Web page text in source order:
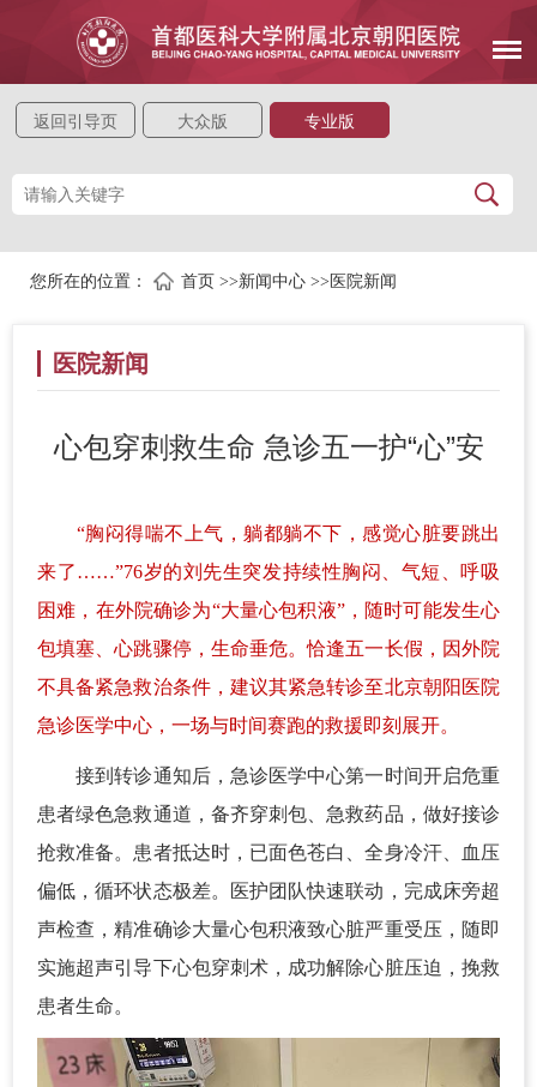
返回引导页 大众版 专业版
您所在的位置： 首页 >>新闻中心 >> 医院新闻
医院新闻
心包穿刺救生命 急诊五一护“心”安
“胸闷得喘不上气，躺都躺不下，感觉心脏要跳出
来了……”76岁的刘先生突发持续性胸闷、气短、呼吸
困难，在外院确诊为“大量心包积液”，随时可能发生心
包填塞、心跳骤停，生命垂危。恰逢五一长假，因外院
不具备紧急救治条件，建议其紧急转诊至北京朝阳医院
急诊医学中心，一场与时间赛跑的救援即刻展开。
接到转诊通知后，急诊医学中心第一时间开启危重
患者绿色急救通道，备齐穿刺包、急救药品，做好接诊
抢救准备。患者抵达时，已面色苍白、全身冷汗、血压
偏低，循环状态极差。医护团队快速联动，完成床旁超
声检查，精准确诊大量心包积液致心脏严重受压，随即
实施超声引导下心包穿刺术，成功解除心脏压迫，挽救
患者生命。